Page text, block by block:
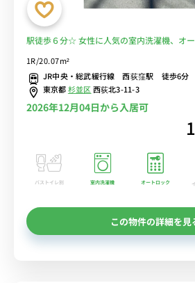
駅徒歩６分☆ 女性に人気の室内洗濯機、オ
1R/20.07m²
JR中央・総武緩行線 西荻窪駅 徒歩6分
東京都杉並区西荻北3-11-3
2026年12月04日から入居可
バストイレ別 室内洗濯機 オートロック
この物件の詳細を見